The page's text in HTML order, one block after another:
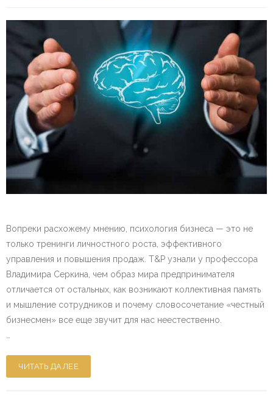
Вопреки расхожему мнению, психология бизнеса — это не
только тренинги личностного роста, эффективного
управления и повышения продаж. T&P узнали у профессора
Владимира Серкина, чем образ мира предпринимателя
отличается от остальных, как возникают коллективная память
и мышление сотрудников и почему словосочетание «честный
бизнесмен» все еще звучит для нас неестественно.
ЧИТАТЬ ДАЛЕЕ